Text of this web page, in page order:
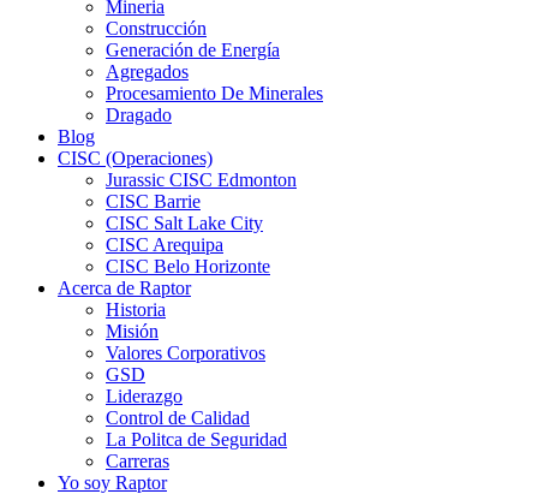
Mineria
Construcción
Generación de Energía
Agregados
Procesamiento De Minerales
Dragado
Blog
CISC (Operaciones)
Jurassic CISC Edmonton
CISC Barrie
CISC Salt Lake City
CISC Arequipa
CISC Belo Horizonte
Acerca de Raptor
Historia
Misión
Valores Corporativos
GSD
Liderazgo
Control de Calidad
La Politca de Seguridad
Carreras
Yo soy Raptor